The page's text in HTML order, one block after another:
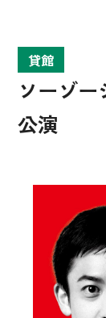
貸館
ソーゾー
公演